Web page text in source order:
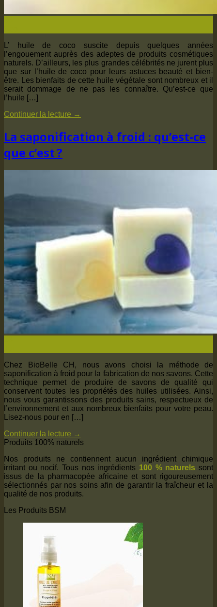
L’ huile de coco suscite depuis quelques années
l’engouement auprès des adeptes de produits cosmétiques
naturels. D’ailleurs, les plus grandes célébrités ne jurent plus
que sur l’huile de coco pour leurs astuces beauté et bien-
être. Les bienfaits de cette huile végétale sont nombreux et il
serait dommage de ne pas les connaître. Qu’est-ce que
l’huile […]
Continuer la lecture →
La saponification à froid : qu’est-ce
que c’est ?
Chez BioBelle CH, nous avons choisi la méthode de
saponification à froid pour la fabrication de nos savons. Cette
technique permet de produire de savons de qualité qui
conservent toutes les propriétés des huiles utilisées. Ainsi,
nous vous garantissons des produits sains, respectueux de
l’environnement et aux nombreux bienfaits pour votre peau.
Lisez-nous pour en […]
Continuer la lecture →
Produits 100% naturels
Nos produits ne contiennent aucun ingrédient chimique
irritant ou nocif. Tous nos ingrédients 100 % naturels sont
issus de la pharmacopée africaine et sont rigoureusement
sélectionnés par nos soins afin de garantir la fraîcheur et la
qualité de nos produits.
Les Produits BSM